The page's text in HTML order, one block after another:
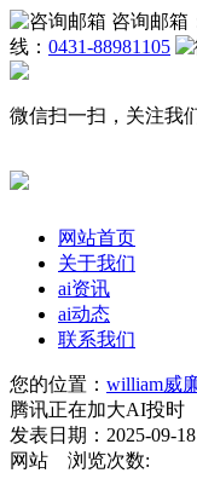
咨询邮箱
线： 0431-88981105
微信扫一扫，关注我
网站首页
关于我们
ai资讯
ai动态
联系我们
您的位置： william威
腾讯正在加大AI投时
发表日期：2025-09-
网站 浏览次数: